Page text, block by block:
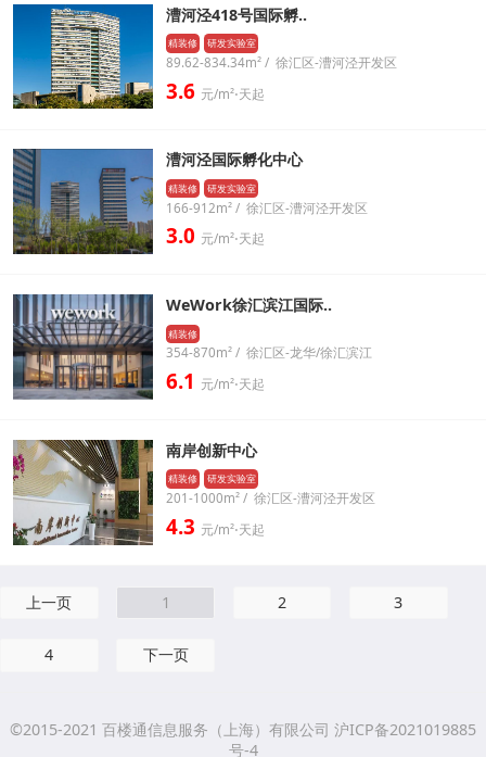
漕河泾418号国际孵..
精装修 研发实验室
89.62-834.34m² / 徐汇区-漕河泾开发区
3.6 元/m²⋅天起
漕河泾国际孵化中心
精装修 研发实验室
166-912m² / 徐汇区-漕河泾开发区
3.0 元/m²⋅天起
WeWork徐汇滨江国际..
精装修
354-870m² / 徐汇区-龙华/徐汇滨江
6.1 元/m²⋅天起
南岸创新中心
精装修 研发实验室
201-1000m² / 徐汇区-漕河泾开发区
4.3 元/m²⋅天起
上一页 1 2 3
4 下一页
©2015-2021 百楼通信息服务（上海）有限公司 沪ICP备2021019885
号-4